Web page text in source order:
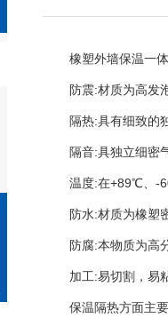
橡塑外墙保温一
防震:材质为高发
隔热:具有细致的
隔音:具独立细密
温度:在+89℃、-
防水:材质为橡塑
防腐:本物质为高
加工:易切割，易
保温隔热方面主